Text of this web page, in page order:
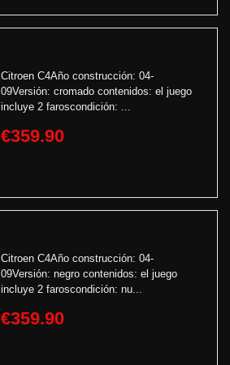
Citroen C4Año construcción: 04-
09Versión: cromado contenidos: el juego
incluye 2 faroscondición: ...
€359.90
Citroen C4Año construcción: 04-
09Versión: negro contenidos: el juego
incluye 2 faroscondición: nu...
€359.90